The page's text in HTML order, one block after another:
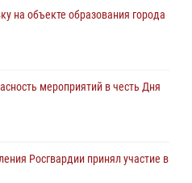
на объекте образования города
мероприятий в честь Дня
Росгвардии принял участие в